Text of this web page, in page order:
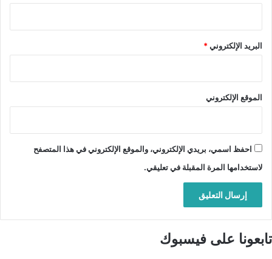
البريد الإلكتروني*
الموقع الإلكتروني
احفظ اسمي، بريدي الإلكتروني، والموقع الإلكتروني في هذا المتصفح
لاستخدامها المرة المقبلة في تعليقي.
تابعونا على فيسبوك